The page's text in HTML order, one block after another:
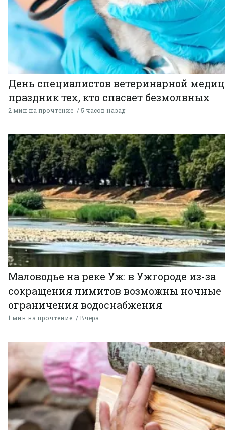
День специалистов ветеринарной
праздник тех, кто спасает безмолвных
2 мин на прочтение 5 часов назад
Маловодье на реке Уж: в Ужгороде из-за
сокращения лимитов возможны ночные
ограничения водоснабжения
1 мин на прочтение Вчера